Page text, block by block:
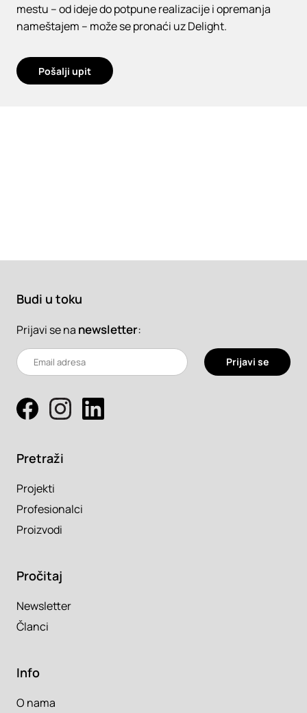
mestu – od ideje do potpune realizacije i opremanja
nameštajem – može se pronaći uz Delight.
Pošalji upit
Budi u toku
Prijavi se na newsletter:
Prijavi se
Pretraži
Projekti
Profesionalci
Proizvodi
Pročitaj
Newsletter
Članci
Info
O nama